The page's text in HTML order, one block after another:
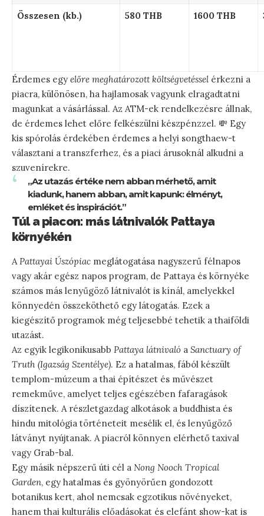
Összesen (kb.) 580 THB 1600 THB
Érdemes egy előre meghatározott költségvetéssel érkezni a
piacra, különösen, ha hajlamosak vagyunk elragadtatni
magunkat a vásárlással. Az ATM-ek rendelkezésre állnak,
de érdemes lehet előre felkészülni készpénzzel. 💸 Egy
kis spórolás érdekében érdemes a helyi songthaew-t
választani a transzferhez, és a piaci árusoknál alkudni a
szuvenírekre.
„Az utazás értéke nem abban mérhető, amit
kiadunk, hanem abban, amit kapunk: élményt,
emléket és inspirációt.”
Túl a piacon: más látnivalók Pattaya
környékén
APattayai Úszópiac meglátogatása nagyszerű félnapos
vagy akár egész napos program, de Pattaya és környéke
számos más lenyűgöző látnivalót is kínál, amelyekkel
könnyedén összeköthető egy látogatás. Ezek a
kiegészítő programok még teljesebbé tehetik a thaiföldi
utazást.
Az egyik legikonikusabb Pattaya látnivaló a Sanctuary of
Truth (Igazság Szentélye). Ez a hatalmas, fából készült
templom-múzeum a thai építészet és művészet
remekműve, amelyet teljes egészében fafaragások
díszítenek. A részletgazdag alkotások a buddhista és
hindu mitológia történeteit mesélik el, és lenyűgöző
látványt nyújtanak. A piacról könnyen elérhető taxival
vagy Grab-bal.
Egy másik népszerű úti cél a Nong Nooch Tropical
Garden, egy hatalmas és gyönyörűen gondozott
botanikus kert, ahol nemcsak egzotikus növényeket,
hanem thai kulturális előadásokat és elefánt show-kat is